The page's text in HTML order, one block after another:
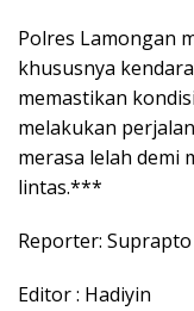
Polres Lamongan
khususnya
memastikan
melakukan
merasa lelah demi
lintas.***
Reporter: Suprapto
Editor : Hadiyin